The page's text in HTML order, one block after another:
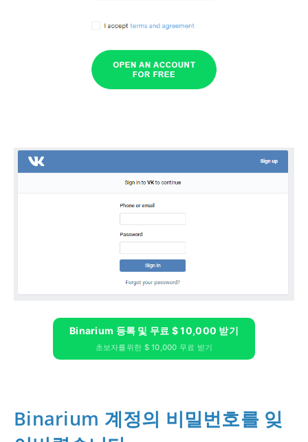
Binarium 등록 및 무료 $ 10,000 받기
초보자를위한 $ 10,000 무료 받기
Binarium 계정의 비밀번호를 잊